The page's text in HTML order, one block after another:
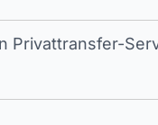
Privattransfer-